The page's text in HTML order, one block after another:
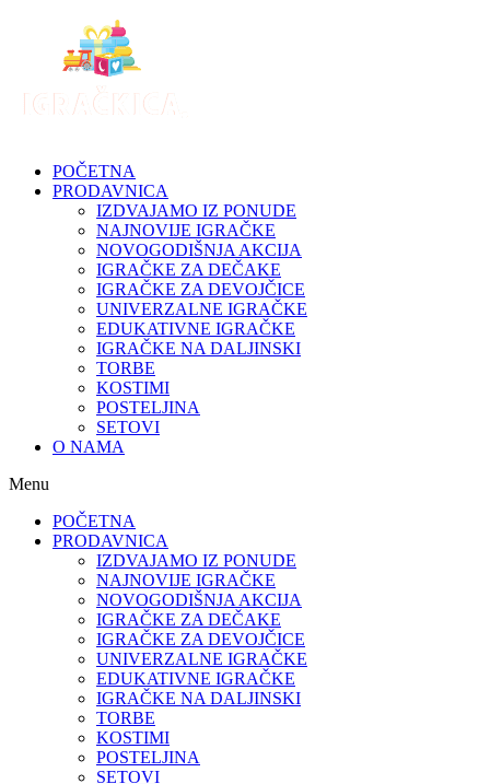
POČETNA
PRODAVNICA
IZDVAJAMO IZ PONUDE
NAJNOVIJE IGRAČKE
NOVOGODIŠNJA AKCIJA
IGRAČKE ZA DEČAKE
IGRAČKE ZA DEVOJČICE
UNIVERZALNE IGRAČKE
EDUKATIVNE IGRAČKE
IGRAČKE NA DALJINSKI
TORBE
KOSTIMI
POSTELJINA
SETOVI
O NAMA
Menu
POČETNA
PRODAVNICA
IZDVAJAMO IZ PONUDE
NAJNOVIJE IGRAČKE
NOVOGODIŠNJA AKCIJA
IGRAČKE ZA DEČAKE
IGRAČKE ZA DEVOJČICE
UNIVERZALNE IGRAČKE
EDUKATIVNE IGRAČKE
IGRAČKE NA DALJINSKI
TORBE
KOSTIMI
POSTELJINA
SETOVI